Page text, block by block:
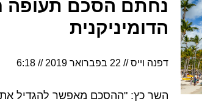
נחתם הסכם תעופה
הדומיניקנית
דפנה וייס 22 בפברואר 2019 6:18
השר כץ: "ההסכם מאפשר להגדיל את